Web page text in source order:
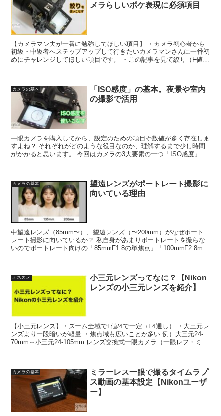
メラらしいボケ表現に必須項目
【カメラマン夫が一番に勉強してほしい項目】 ・カメラ初心者から
初級・中級者へステップアップして行きたいカメラマンさんに一番初
めにチャレンジしてほしい項目です。 ・この記事を見て絞り（F値）
カメラの基本
「ISO感度」の基本。夜景や室内
の撮影で活用
一眼カメラを購入してから、設定のための項目や数値が多く存在しま
すよね？ それぞれがどのような役目なのか、理解するまで少し時間
がかかると思います。 今回はカメラの3大要素の一つ「ISO感度」に
カメラの基本
望遠レンズがポートレート撮影に
向いている理由
中望遠レンズ（85mm〜）、望遠レンズ（〜200mm）がなぜポート
レート撮影に向いているか？ 私自身があまりポートレートを撮らな
いのでポートレート向けの「85mmF1.8の単焦点」「100mmF2.8mm
オススメ
小三元レンズってなに？【Nikon
レンズの小三元レンズを紹介】
【小三元レンズ】・ズーム全域でF値/4で一定（F4通し） ・大三元レ
ンズより一段暗いが軽量 ・焦点域も広いことが多い 例）大三元24-
70mm⇔小三元24-105mm レンズ交換式一眼カメラ（一眼レフ・ミラ
カメラの基本
ミラーレス一眼で撮るタイムラプ
ス動画の基本設定【Nikonユーザ
ー】